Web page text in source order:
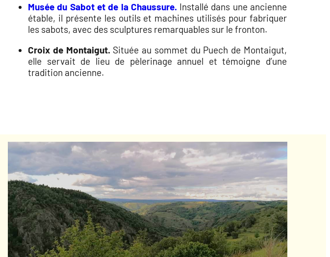
Musée du Sabot et de la Chaussure. Installé dans une ancienne
étable, il présente les outils et machines utilisés pour fabriquer
les sabots, avec des sculptures remarquables sur le fronton.
Croix de Montaigut. Située au sommet du Puech de Montaigut,
elle servait de lieu de pèlerinage annuel et témoigne d’une
tradition ancienne.